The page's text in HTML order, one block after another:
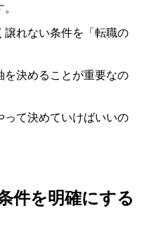
れない条件を「転職の
を決めることが重要なの
て決めていけばいいの
件を明確にする